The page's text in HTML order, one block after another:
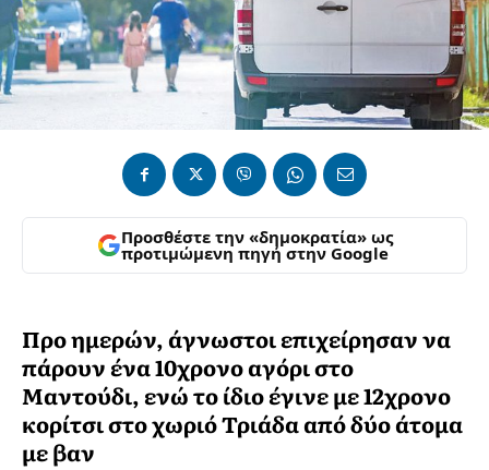
Προσθέστε την «δημοκρατία» ως
προτιμώμενη πηγή στην Google
Προ ημερών, άγνωστοι επιχείρησαν να
πάρουν ένα 10χρονο αγόρι στο
Μαντούδι, ενώ το ίδιο έγινε με 12χρονο
κορίτσι στο χωριό Τριάδα από δύο άτομα
με βαν